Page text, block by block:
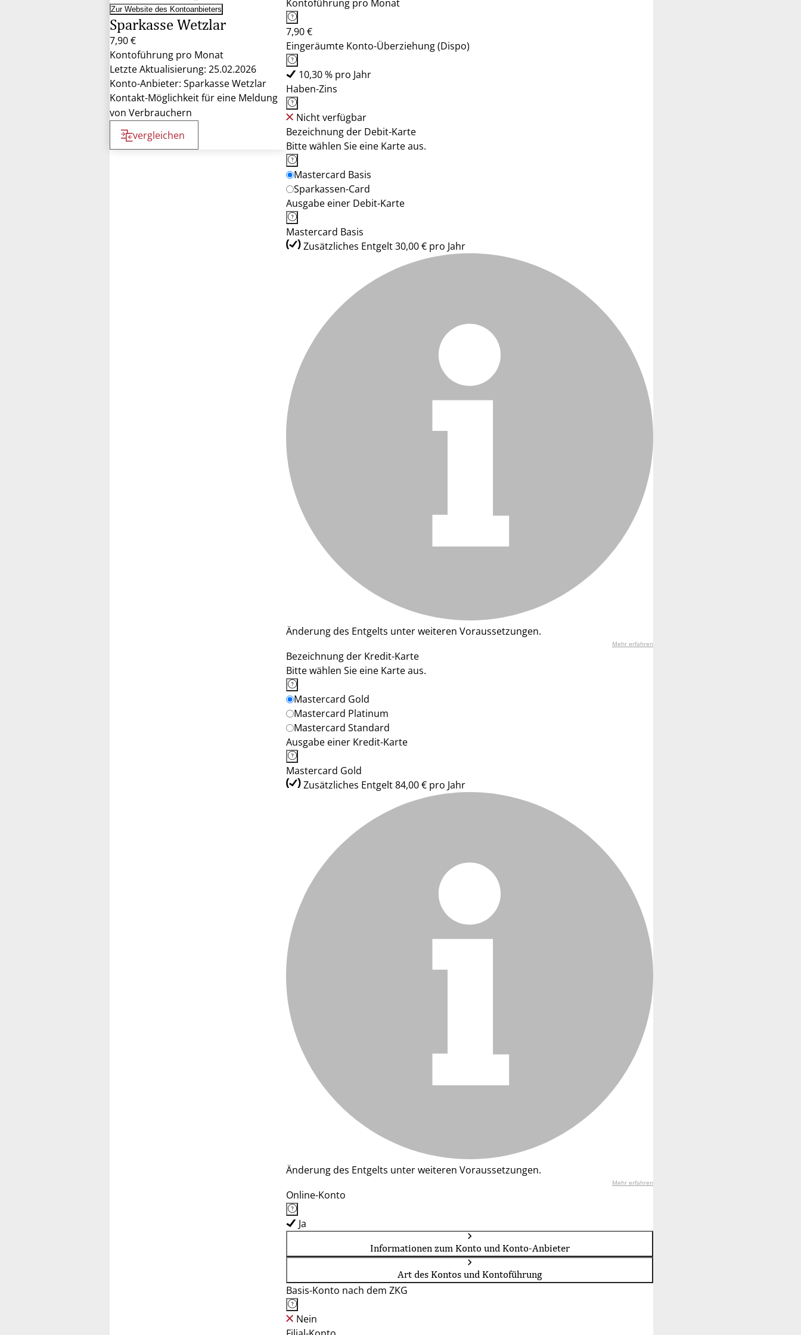
Zur Website des Kontoanbieters
Sparkasse Wetzlar
7,90 €
Kontoführung pro Monat
Letzte Aktualisierung: 25.02.2026
Konto-Anbieter: Sparkasse Wetzlar
Kontakt-Möglichkeit für eine Meldung
von Verbrauchern
vergleichen
Kontoführung pro Monat
7,90 €
Eingeräumte Konto-Überziehung (Dispo)
10,30 % pro Jahr
Haben-Zins
Nicht verfügbar
Bezeichnung der Debit-Karte
Bitte wählen Sie eine Karte aus.
Mastercard Basis
Sparkassen-Card
Ausgabe einer Debit-Karte
Mastercard Basis
Zusätzliches Entgelt 30,00 € pro Jahr
Änderung des Entgelts unter weiteren Voraussetzungen.
Mehr erfahren
Bezeichnung der Kredit-Karte
Bitte wählen Sie eine Karte aus.
Mastercard Gold
Mastercard Platinum
Mastercard Standard
Ausgabe einer Kredit-Karte
Mastercard Gold
Zusätzliches Entgelt 84,00 € pro Jahr
Änderung des Entgelts unter weiteren Voraussetzungen.
Mehr erfahren
Online-Konto
Ja
Informationen zum Konto und Konto-Anbieter
Art des Kontos und Kontoführung
Basis-Konto nach dem ZKG
Nein